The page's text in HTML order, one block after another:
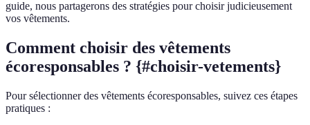
guide, nous partagerons des stratégies pour choisir judicieusement
vos vêtements.
Comment choisir des vêtements
écoresponsables ? {#choisir-vetements}
Pour sélectionner des vêtements écoresponsables, suivez ces étapes
pratiques :